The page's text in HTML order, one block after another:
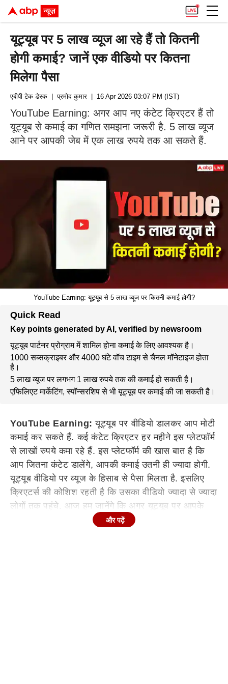
यूट्यूब पर 5 लाख व्यूज आ रहे हैं तो कितनी
होगी कमाई? जानें एक वीडियो पर कितना
मिलेगा पैसा
एबीपी टेक डेस्क | प्रमोद कुमार | 16 Apr 2026 03:07 PM (IST)
YouTube Earning: अगर आप नए कंटेट क्रिएटर हैं तो
यूट्यूब से कमाई का गणित समझना जरूरी है. 5 लाख व्यूज
आने पर आपकी जेब में एक लाख रुपये तक आ सकते हैं.
YouTube Earning: यूट्यूब से 5 लाख व्यूज पर कितनी कमाई होगी?
Quick Read
Key points generated by AI, verified by newsroom
यूट्यूब पार्टनर प्रोग्राम में शामिल होना कमाई के लिए आवश्यक है।
1000 सब्सक्राइबर और 4000 घंटे वॉच टाइम से चैनल मॉनेटाइज होता
है।
5 लाख व्यूज पर लगभग 1 लाख रुपये तक की कमाई हो सकती है।
एफिलिएट मार्केटिंग, स्पॉन्सरशिप से भी यूट्यूब पर कमाई की जा सकती है।
YouTube Earning: यूट्यूब पर वीडियो डालकर आप मोटी
कमाई कर सकते हैं. कई कंटेट क्रिएटर हर महीने इस प्लेटफॉर्म
से लाखों रुपये कमा रहे हैं. इस प्लेटफॉर्म की खास बात है कि
आप जितना कंटेट डालेंगे, आपकी कमाई उतनी ही ज्यादा होगी.
यूट्यूब वीडियो पर व्यूज के हिसाब से पैसा मिलता है. इसलिए
क्रिएटर्स की कोशिश रहती है कि उसका वीडियो ज्यादा से ज्यादा
लोगों तक पहुंचे. आज हम जानेंगे कि अगर यूट्यूब पर आपके
किसी वीडियो पर 5 लाख व्यूज आ जाए तो कितनी कमाई हो
और पढ़ें